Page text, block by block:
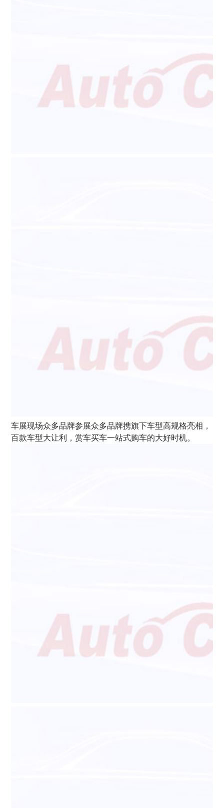
车展现场众多品牌参展众多品牌携旗下车型高规格亮相，
百款车型大让利，赏车买车一站式购车的大好时机。